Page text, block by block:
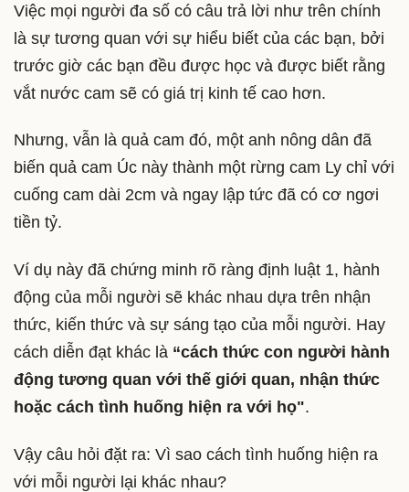
Việc mọi người đa số có câu trả lời như trên chính
là sự tương quan với sự hiểu biết của các bạn, bởi
trước giờ các bạn đều được học và được biết rằng
vắt nước cam sẽ có giá trị kinh tế cao hơn.
Nhưng, vẫn là quả cam đó, một anh nông dân đã
biến quả cam Úc này thành một rừng cam Ly chỉ với
cuống cam dài 2cm và ngay lập tức đã có cơ ngơi
tiền tỷ.
Ví dụ này đã chứng minh rõ ràng định luật 1, hành
động của mỗi người sẽ khác nhau dựa trên nhận
thức, kiến thức và sự sáng tạo của mỗi người. Hay
cách diễn đạt khác là “cách thức con người hành
động tương quan với thế giới quan, nhận thức
hoặc cách tình huống hiện ra với họ".
Vậy câu hỏi đặt ra: Vì sao cách tình huống hiện ra
với mỗi người lại khác nhau?